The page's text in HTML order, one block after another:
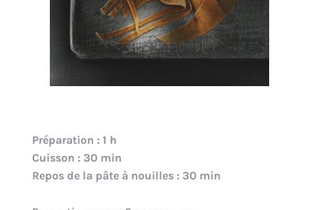
Préparation : 1 h
Cuisson : 30 min
Repos de la pâte à nouilles : 30 min